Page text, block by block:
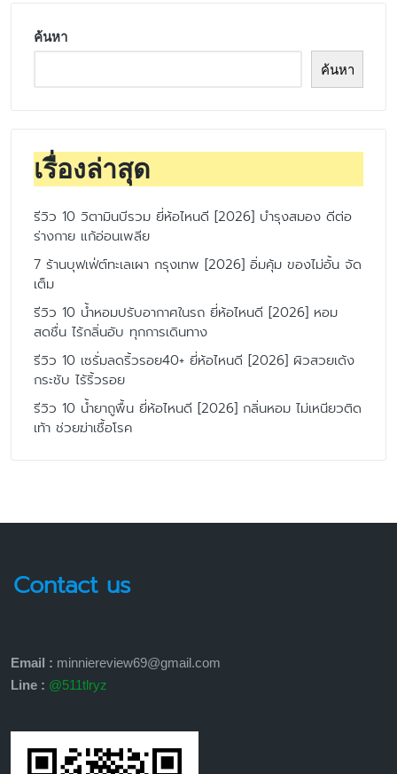
ค้นหา
ค้นหา
เรื่องล่าสุด
รีวิว 10 วิตามินบีรวม ยี่ห้อไหนดี [2026] บำรุงสมอง ดีต่อ
ร่างกาย แก้อ่อนเพลีย
7 ร้านบุฟเฟ่ต์ทะเลเผา กรุงเทพ [2026] อิ่มคุ้ม ของไม่อั้น จัด
เต็ม
รีวิว 10 น้ำหอมปรับอากาศในรถ ยี่ห้อไหนดี [2026] หอม
สดชื่น ไร้กลิ่นอับ ทุกการเดินทาง
รีวิว 10 เซรั่มลดริ้วรอย40+ ยี่ห้อไหนดี [2026] ผิวสวยเด้ง
กระชับ ไร้ริ้วรอย
รีวิว 10 น้ำยาถูพื้น ยี่ห้อไหนดี [2026] กลิ่นหอม ไม่เหนียวติด
เท้า ช่วยฆ่าเชื้อโรค
Contact us
Email : minniereview69@gmail.com
Line : @511tlryz